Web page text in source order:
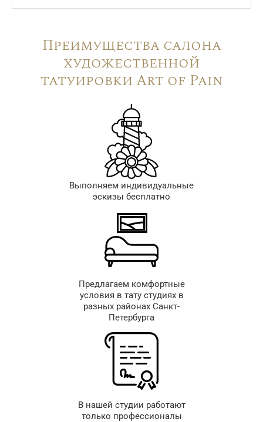
Преимущества салона
художественной
татуировки Art of Pain
Выполняем индивидуальные
эскизы бесплатно
Предлагаем комфортные
условия в тату студиях в
разных районах Санкт-
Петербурга
В нашей студии работают
только профессионалы